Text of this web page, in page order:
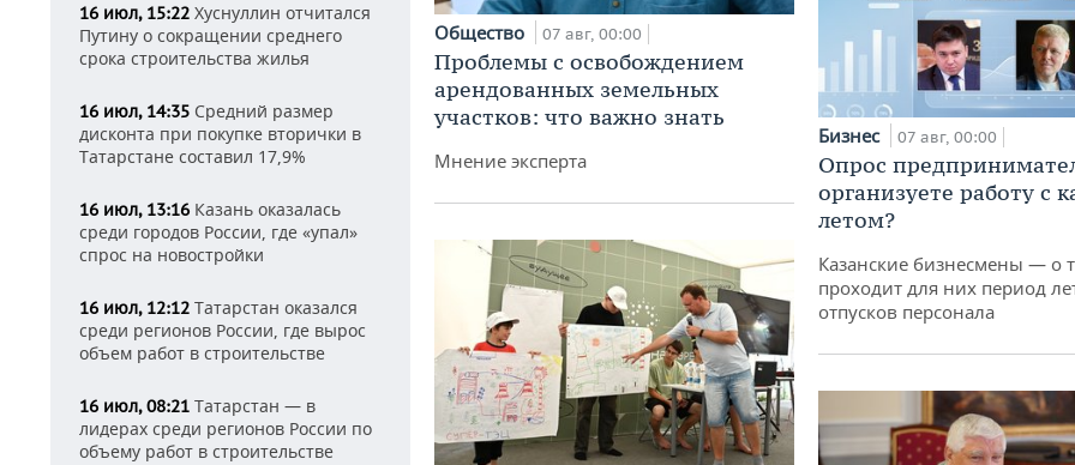
16 июл, 15:22 Хуснуллин отчитался
Путину о сокращении среднего
срока строительства жилья
16 июл, 14:35 Средний размер
дисконта при покупке вторички в
Татарстане составил 17,9%
16 июл, 13:16 Казань оказалась
среди городов России, где «упал»
спрос на новостройки
16 июл, 12:12 Татарстан оказался
среди регионов России, где вырос
объем работ в строительстве
16 июл, 08:21 Татарстан — в
лидерах среди регионов России по
объему работ в строительстве
Общество 07 авг, 00:00
Проблемы с освобождением
арендованных земельных
участков: что важно знать
Мнение эксперта
Бизнес 07 авг, 00:00
Опрос
организуете работу с
летом?
Казанские бизнесмены — о
проходит для них период
отпусков персонала